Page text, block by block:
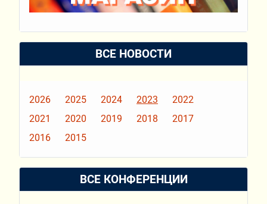
ВСЕ НОВОСТИ
2026 2025 2024 2023
2022
2021
2020 2019 2018
2017
2016
2015
ВСЕ КОНФЕРЕНЦИИ